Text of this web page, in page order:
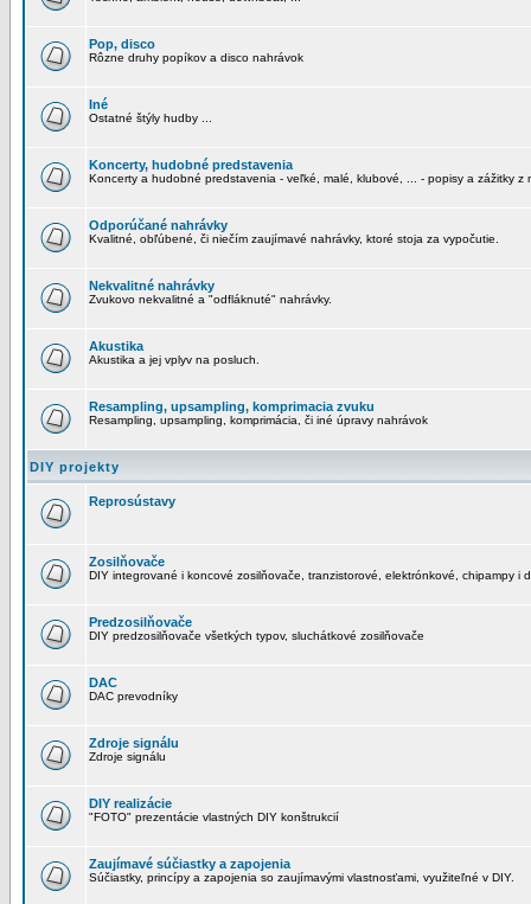
Pop, disco
Rôzne druhy popíkov a disco nahrávok
Iné
Ostatné štýly hudby ...
Koncerty, hudobné predstavenia
Koncerty a hudobné predstavenia - veľké, malé, klubové, ... - popisy a zážitky z
Odporúčané nahrávky
Kvalitné, obľúbené, či niečím zaujímavé nahrávky, ktoré stoja za vypočutie.
Nekvalitné nahrávky
Zvukovo nekvalitné a "odfláknuté" nahrávky.
Akustika
Akustika a jej vplyv na posluch.
Resampling, upsampling, komprimacia zvuku
Resampling, upsampling, komprimácia, či iné úpravy nahrávok
DIY projekty
Reprosústavy
Zosilňovače
DIY integrované i koncové zosilňovače, tranzistorové, elektrónkové, chipampy i
Predzosilňovače
DIY predzosilňovače všetkých typov, sluchátkové zosilňovače
DAC
DAC prevodníky
Zdroje signálu
Zdroje signálu
DIY realizácie
"FOTO" prezentácie vlastných DIY konštrukcií
Zaujímavé súčiastky a zapojenia
Súčiastky, princípy a zapojenia so zaujímavými vlastnosťami, využiteľné v DIY.